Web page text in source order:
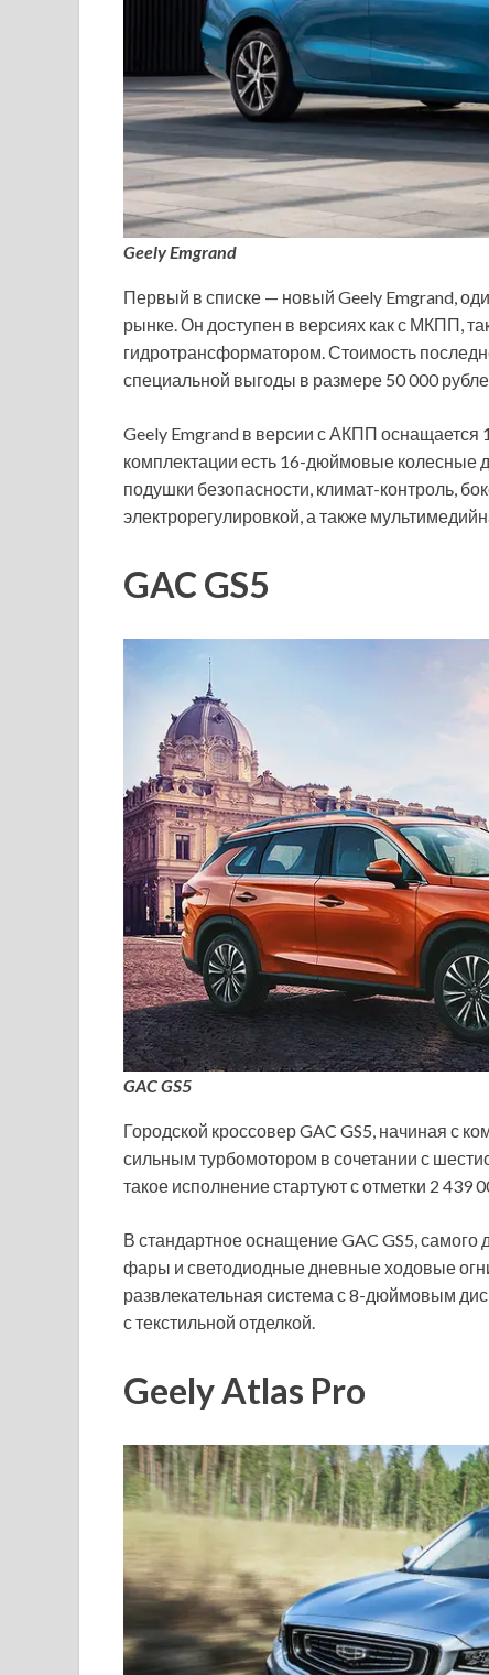
Geely Emgrand
Первый в списке — новый Geely Emgrand,
рынке. Он доступен в версиях как с МКПП,
гидротрансформатором. Стоимость
специальной выгоды в размере 50 000
Geely Emgrand в версии с АКПП оснащается
комплектации есть 16-дюймовые колесные
подушки безопасности, климат-контроль,
электрорегулировкой, а также
GAC GS5
GAC GS5
Городской кроссовер GAC GS5, начиная с
сильным турбомотором в сочетании с
такое исполнение стартуют с отметки 2 439
В стандартное оснащение GAC GS5,
фары и светодиодные дневные ходовые
развлекательная система с 8-дюймовым
с текстильной отделкой.
Geely Atlas Pro